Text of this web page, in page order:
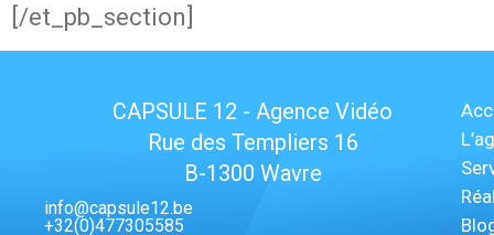
[/et_pb_section]
CAPSULE 12 - Agence Vidéo
Rue des Templiers 16
B-1300 Wavre
info@capsule12.be
+32(0)477305585